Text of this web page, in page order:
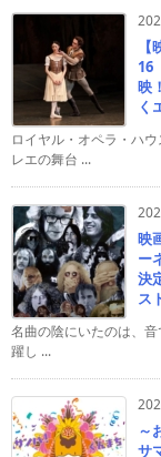
16
映
く
ロイヤル・オペラ・ハ
レエの舞台 ...
映
ー
決
ス
名曲の陰にいたのは、
躍し ...
～
サ